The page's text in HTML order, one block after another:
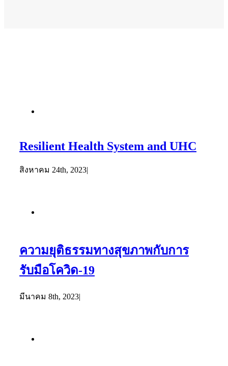
Resilient Health System and UHC
สิงหาคม 24th, 2023|
ความยุติธรรมทางสุขภาพกับการ
รับมือโควิด-19
มีนาคม 8th, 2023|